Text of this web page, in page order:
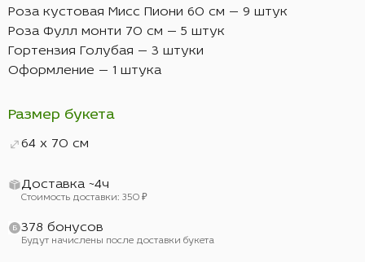
Роза кустовая Мисс Пиони 60 см — 9 штук
Роза Фулл монти 70 см — 5 штук
Гортензия Голубая — 3 штуки
Оформление — 1 штука
Размер букета
64 x 70 см
Доставка ~4ч
Стоимость доставки: 350 ₽
378 бонусов
Будут начислены после доставки букета